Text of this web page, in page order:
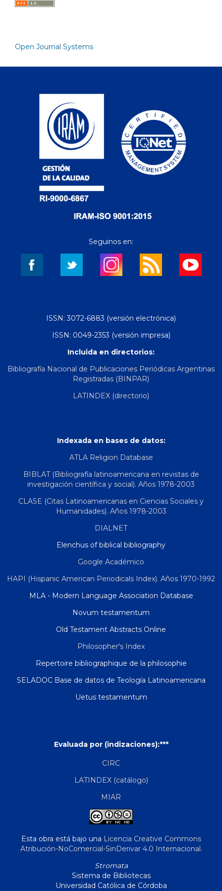
Open Journal Systems
Seguinos en:
ISSN: 3072-6883 (versión electrónica)
ISSN: 0049-2353 (versión impresa)
Incluida en directorios:
Bibliografía Nacional de Publicaciones Periódicas Argentinas
Registradas (BINPAR)
LATINDEX (directorio)
Indexada en bases de datos:
ATLA Religion Database
BIBLAT (Bibliografía latinoamericana en revistas de
investigación científica y social). Años 1978-2003
CLASE (Citas Latinoamericanas en Ciencias Sociales y
Humanidades). Años 1978-2003
DIALNET
Elenchus of biblical bibliography
Google Académico
HAPI (Hispanic American Periodicals Index). Años 1970-1992
MLA - Modern Language Association Database
Novum testamentum
Old Testament Abstracts Online
Philosopher's Index
Repertoire bibliographique de la philosophie
SELADOC Base de datos de Teología Latinoamericana
Uetus testamentum
Evaluada por (indizaciones):***
CIRC
LATINDEX (catálogo)
MIAR
Esta obra está bajo una Licencia Creative Commons
Atribución-NoComercial-SinDerivar 4.0 Internacional.
Stromata
Sistema de Bibliotecas
Universidad Católica de Córdoba